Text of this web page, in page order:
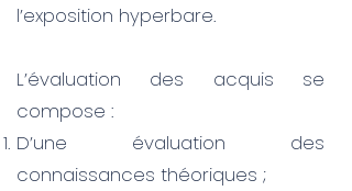
l’exposition hyperbare.
L’évaluation des acquis se
compose :
D’une évaluation des
connaissances théoriques ;